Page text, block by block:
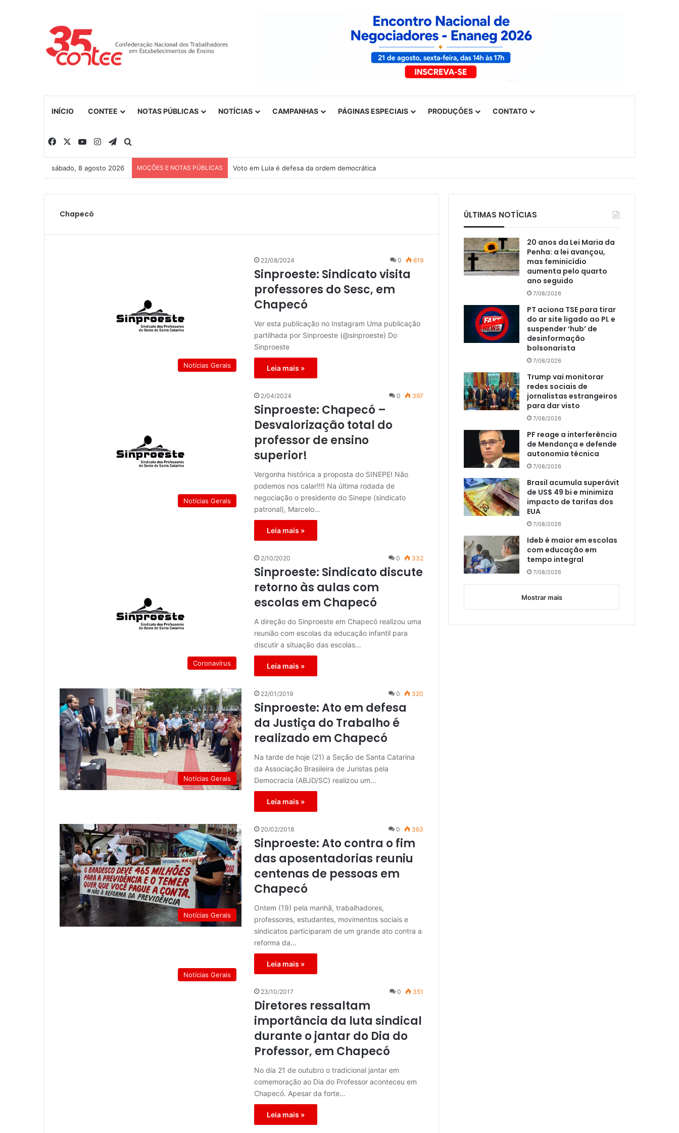
INÍCIO CONTEE NOTAS PÚBLICAS NOTÍCIAS CAMPANHAS PÁGINAS ESPECIAIS PRODUÇÕES CONTATO
Facebook YouTubeInstagramTelegram
sábado, 8 agosto 2026 MOÇÕES E NOTAS PÚBLICAS Nota de solidariedade ao povo venezuelano
Chapecó
Notícias Gerais
22/08/2024 0 619
Sinproeste: Sindicato visita
professores do Sesc, em
Chapecó
Ver esta publicação no Instagram Uma publicação
partilhada por Sinproeste (@sinproeste) Do
Sinproeste
Leia mais »
Notícias Gerais
2/04/2024 0 397
Sinproeste: Chapecó –
Desvalorização total do
professor de ensino
superior!
Vergonha histórica a proposta do SINEPE! Não
podemos nos calar!!!! Na última rodada de
negociação o presidente do Sinepe (sindicato
patronal), Marcelo…
Leia mais »
Coronavírus
2/10/2020 0 332
Sinproeste: Sindicato discute
retorno às aulas com
escolas em Chapecó
A direção do Sinproeste em Chapecó realizou uma
reunião com escolas da educação infantil para
discutir a situação das escolas…
Leia mais »
Notícias Gerais
22/01/2019 0 320
Sinproeste: Ato em defesa
da Justiça do Trabalho é
realizado em Chapecó
Na tarde de hoje (21) a Seção de Santa Catarina
da Associação Brasileira de Juristas pela
Democracia (ABJD/SC) realizou um…
Leia mais »
Notícias Gerais
20/02/2018 0 363
Sinproeste: Ato contra o fim
das aposentadorias reuniu
centenas de pessoas em
Chapecó
Ontem (19) pela manhã, trabalhadores,
professores, estudantes, movimentos sociais e
sindicatos participaram de um grande ato contra a
reforma da…
Leia mais »
Notícias Gerais
23/10/2017 0 351
Diretores ressaltam
importância da luta sindical
durante o jantar do Dia do
Professor, em Chapecó
No dia 21 de outubro o tradicional jantar em
comemoração ao Dia do Professor aconteceu em
Chapecó. Apesar da forte…
Leia mais »
ÚLTIMAS NOTÍCIAS
20 anos da Lei Maria da
Penha: a lei avançou,
mas feminicídio
aumenta pelo quarto
ano seguido
7/08/2026
PT aciona TSE para tirar
do ar site ligado ao PL e
suspender ‘hub’ de
desinformação
bolsonarista
7/08/2026
Trump vai monitorar
redes sociais de
jornalistas estrangeiros
para dar visto
7/08/2026
PF reage a interferência
de Mendonça e defende
autonomia técnica
7/08/2026
Brasil acumula superávit
de US$ 49 bi e minimiza
impacto de tarifas dos
EUA
7/08/2026
Ideb é maior em escolas
com educação em
tempo integral
7/08/2026
Mostrar mais